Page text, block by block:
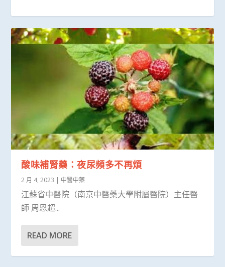
酸味補腎藥：夜尿頻多不再煩
2 月 4, 2023 | 中醫中藥
江蘇省中醫院（南京中醫藥大學附屬醫院）主任醫
師 周恩超...
READ MORE